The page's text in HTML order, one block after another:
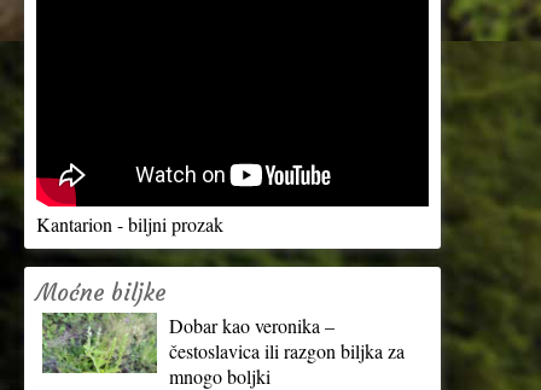
Kantarion - biljni prozak
Moćne biljke
Dobar kao veronika –
čestoslavica ili razgon biljka za
mnogo boljki